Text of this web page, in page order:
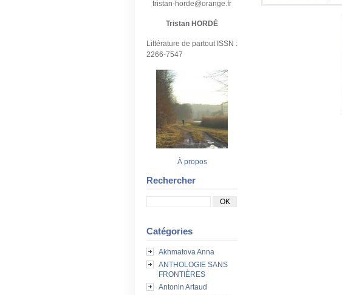
tristan-horde@orange.fr
Tristan HORDÉ
Littérature de partout ISSN :
2266-7547
À propos
Rechercher
Catégories
Akhmatova Anna
ANTHOLOGIE SANS
FRONTIÈRES
Antonin Artaud